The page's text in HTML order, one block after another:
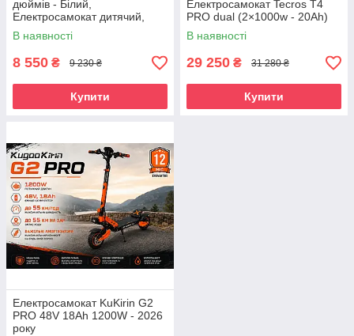
дюймів - Білий,
Електросамокат дитячий,
Дитячий електросамокат 8
дюймів
В наявності
8 550 ₴ 9 230 ₴
Купити
Електросамокат Tecros T4
PRO dual (2×1000w - 20Ah)
В наявності
29 250 ₴ 31 280 ₴
Купити
Електросамокат KuKirin G2
PRO 48V 18Ah 1200W - 2026
року